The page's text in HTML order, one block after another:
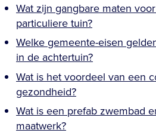
Wat zijn gangbare maten
particuliere tuin?
Welke gemeente-eisen
in de achtertuin?
Wat is het voordeel van een
gezondheid?
Wat is een prefab zwembad
maatwerk?